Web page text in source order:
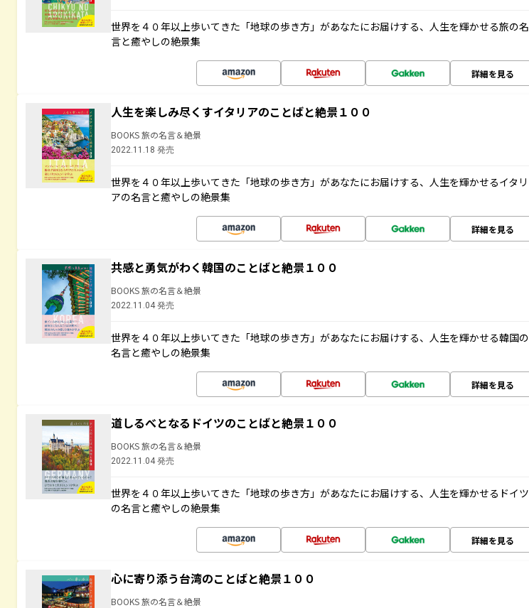
世界を４０年以上歩いてきた「地球の歩き方」があなたにお届けする、人生を輝かせる旅の名
言と癒やしの絶景集
詳細を見る
人生を楽しみ尽くすイタリアのことばと絶景１００
BOOKS 旅の名言＆絶景
2022.11.18 発売
世界を４０年以上歩いてきた「地球の歩き方」があなたにお届けする、人生を輝かせるイタリ
アの名言と癒やしの絶景集
詳細を見る
共感と勇気がわく韓国のことばと絶景１００
BOOKS 旅の名言＆絶景
2022.11.04 発売
世界を４０年以上歩いてきた「地球の歩き方」があなたにお届けする、人生を輝かせる韓国の
名言と癒やしの絶景集
詳細を見る
道しるべとなるドイツのことばと絶景１００
BOOKS 旅の名言＆絶景
2022.11.04 発売
世界を４０年以上歩いてきた「地球の歩き方」があなたにお届けする、人生を輝かせるドイツ
の名言と癒やしの絶景集
詳細を見る
心に寄り添う台湾のことばと絶景１００
BOOKS 旅の名言＆絶景